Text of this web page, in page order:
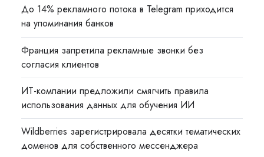
До 14% рекламного потока в Telegram приходится
на упоминания банков
Франция запретила рекламные звонки без
согласия клиентов
ИТ-компании предложили смягчить правила
использования данных для обучения ИИ
Wildberries зарегистрировала десятки тематических
доменов для собственного мессенджера